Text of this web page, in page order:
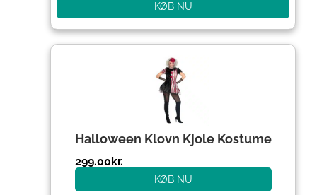
KØB NU
Halloween Klovn Kjole Kostume
299.00kr.
KØB NU